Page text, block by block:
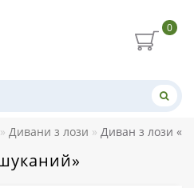
0
Дивани з лози Диван з лози